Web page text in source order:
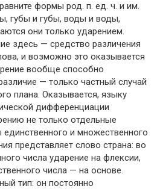
формы род. п. ед. ч. и им.
губы и губы, воды и воды,
они только ударением.
здесь — средство различения
и возможно это оказывается
вообще способно
— только частный случай
плана. Оказывается, языку
дифференциации
не только отдельные
и множественного
представляет слово страна: во
числа ударение на флексии,
числа — на основе.
тип: он постоянно